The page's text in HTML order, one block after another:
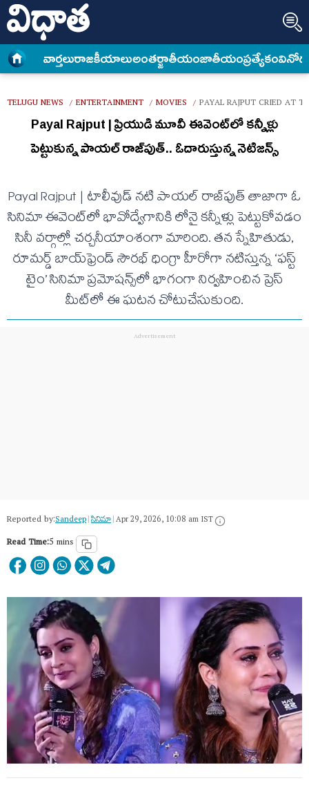
వార్త‌లురాజకీయాలుఅంత‌ర్జాతీయంజాతీయంప్రత్యేకం
TELUGU NEWS / ENTERTAINMENT / MOVIES / PAYAL RAJPUT CRIED AT
Payal Rajput | ప్రియుడి మూవీ ఈవెంట్‌లో కన్నీళ్లు
పెట్టుకున్న పాయల్ రాజ్‌పుత్.. ఓదారుస్తున్న నెటిజ‌న్స్
Payal Rajput | టాలీవుడ్ నటి పాయల్ రాజ్‌పుత్ తాజాగా ఓ
సినిమా ఈవెంట్‌లో భావోద్వేగానికి లోనై కన్నీళ్లు పెట్టుకోవడం
సినీ వర్గాల్లో చర్చనీయాంశంగా మారింది. తన స్నేహితుడు,
రూమర్డ్ బాయ్‌ఫ్రెండ్ సౌరభ్ ధింగ్రా హీరోగా నటిస్తున్న ‘ఫస్ట్
టైం’ సినిమా ప్రమోషన్స్‌లో భాగంగా నిర్వహించిన ప్రెస్
మీట్‌లో ఈ ఘటన చోటుచేసుకుంది.
Reported by:Sandeep|సినిమా|Apr 29, 2026, 10:08 am IST
Read Time:5 mins